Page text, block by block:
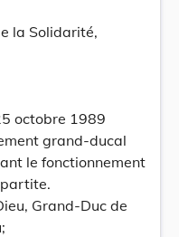
la Solidarité,
octobre 1989
grand-ducal
le fonctionnement
Grand-Duc de